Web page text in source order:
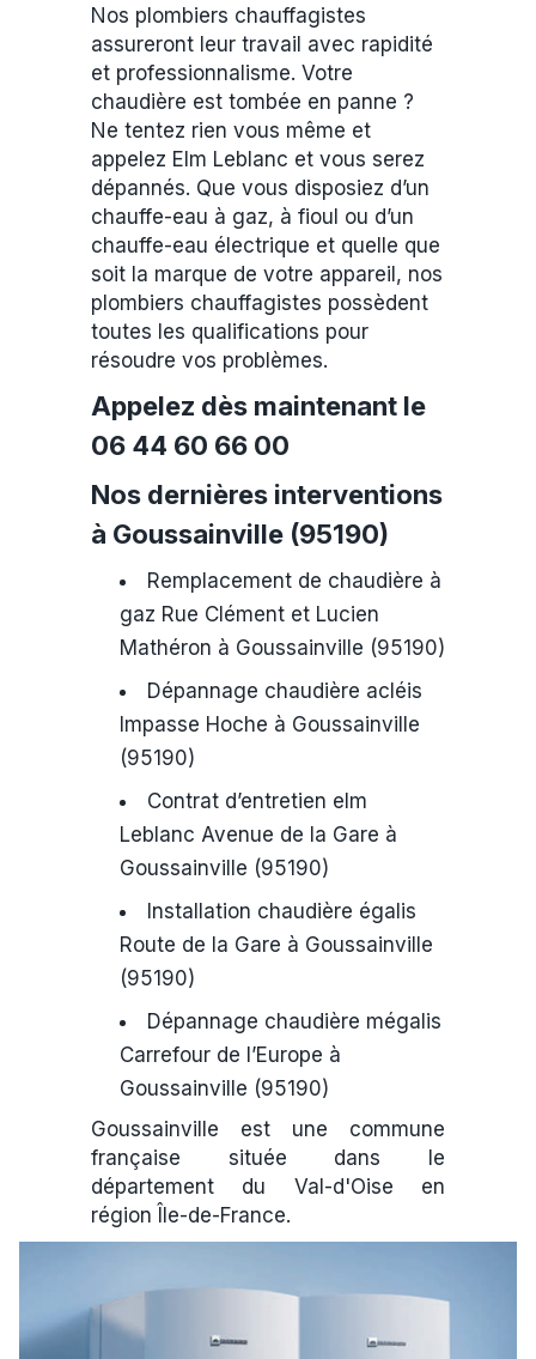
Nos plombiers chauffagistes
assureront leur travail avec rapidité
et professionnalisme. Votre
chaudière est tombée en panne ?
Ne tentez rien vous même et
appelez Elm Leblanc et vous serez
dépannés. Que vous disposiez d’un
chauffe-eau à gaz, à fioul ou d’un
chauffe-eau électrique et quelle que
soit la marque de votre appareil, nos
plombiers chauffagistes possèdent
toutes les qualifications pour
résoudre vos problèmes.
Appelez dès maintenant le
06 44 60 66 00
Nos dernières interventions
à Goussainville (95190)
Remplacement de chaudière à
gaz Rue Clément et Lucien
Mathéron à Goussainville (95190)
Dépannage chaudière acléis
Impasse Hoche à Goussainville
(95190)
Contrat d’entretien elm
Leblanc Avenue de la Gare à
Goussainville (95190)
Installation chaudière égalis
Route de la Gare à Goussainville
(95190)
Dépannage chaudière mégalis
Carrefour de l’Europe à
Goussainville (95190)
Goussainville est une commune
française située dans le
département du Val-d'Oise en
région Île-de-France.